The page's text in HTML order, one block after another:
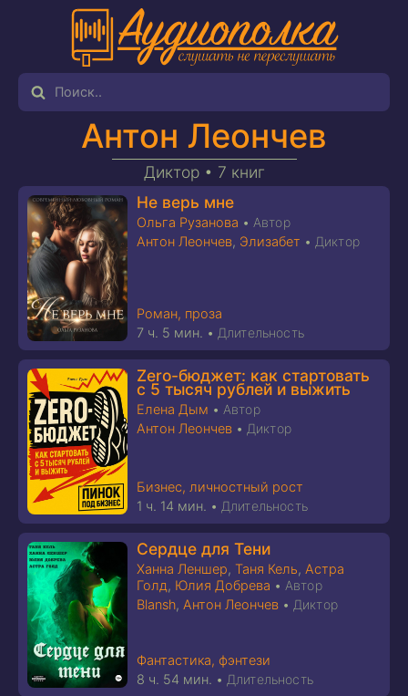
Антон Леончев
Диктор • 7 книг
Не верь мне
Ольга Рузанова • Автор
Антон Леончев, Элизабет • Диктор
Роман, проза
7 ч. 5 мин. • Длительность
Zero-бюджет: как стартовать
с 5 тысяч рублей и выжить
Елена Дым • Автор
Антон Леончев • Диктор
Бизнес, личностный рост
1 ч. 14 мин. • Длительность
Сердце для Тени
Ханна Леншер, Таня Кель, Астра
Голд, Юлия Добрева • Автор
Blansh, Антон Леончев • Диктор
Фантастика, фэнтези
8 ч. 54 мин. • Длительность